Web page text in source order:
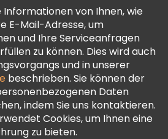
von Ihnen, wie
E-Mail-Adresse, um
und Ihre Serviceanfragen
zu können. Dies wird auch
und in unserer
beschrieben. Sie können der
Daten
indem Sie uns kontaktieren.
Cookies, um Ihnen eine
zu bieten.